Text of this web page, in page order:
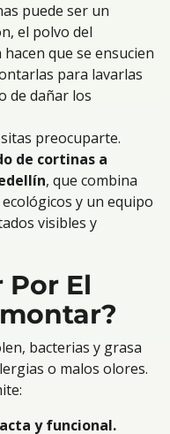
puede ser un
el polvo del
que se ensucien
para lavarlas
de dañar los
preocuparte.
de cortinas a
, que combina
y un equipo
visibles y
Por El
bacterias y grasa
o malos olores.
y funcional.